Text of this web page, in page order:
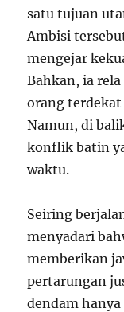
satu tujuan
Ambisi
mengejar
Bahkan, ia
orang
Namun, di
konflik batin
waktu.
Seiring
menyadari
memberikan
pertarungan
dendam